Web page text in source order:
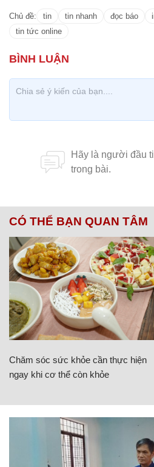
Chủ đề: tin tin nhanh đọc báo
tin tức online
CÓ THỂ BẠN QUAN TÂM
Chăm sóc sức khỏe cần thực hiện
ngay khi cơ thể còn khỏe